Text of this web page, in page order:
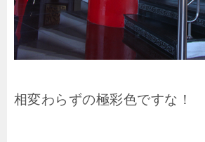
相変わらずの極彩色ですな！